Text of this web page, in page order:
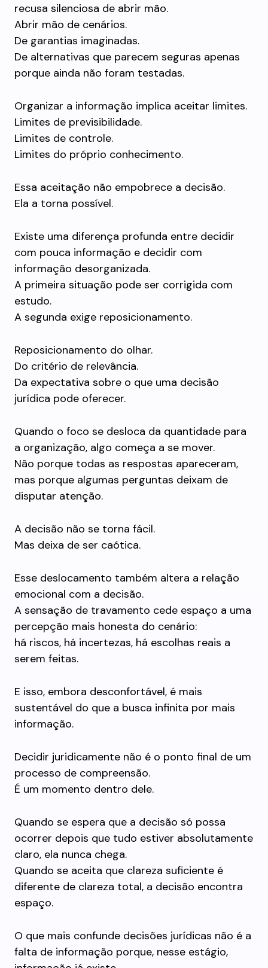
recusa silenciosa de abrir mão.
Abrir mão de cenários.
De garantias imaginadas.
De alternativas que parecem seguras apenas
porque ainda não foram testadas.
Organizar a informação implica aceitar limites.
Limites de previsibilidade.
Limites de controle.
Limites do próprio conhecimento.
Essa aceitação não empobrece a decisão.
Ela a torna possível.
Existe uma diferença profunda entre decidir
com pouca informação e decidir com
informação desorganizada.
A primeira situação pode ser corrigida com
estudo.
A segunda exige reposicionamento.
Reposicionamento do olhar.
Do critério de relevância.
Da expectativa sobre o que uma decisão
jurídica pode oferecer.
Quando o foco se desloca da quantidade para
a organização, algo começa a se mover.
Não porque todas as respostas apareceram,
mas porque algumas perguntas deixam de
disputar atenção.
A decisão não se torna fácil.
Mas deixa de ser caótica.
Esse deslocamento também altera a relação
emocional com a decisão.
A sensação de travamento cede espaço a uma
percepção mais honesta do cenário:
há riscos, há incertezas, há escolhas reais a
serem feitas.
E isso, embora desconfortável, é mais
sustentável do que a busca infinita por mais
informação.
Decidir juridicamente não é o ponto final de um
processo de compreensão.
É um momento dentro dele.
Quando se espera que a decisão só possa
ocorrer depois que tudo estiver absolutamente
claro, ela nunca chega.
Quando se aceita que clareza suficiente é
diferente de clareza total, a decisão encontra
espaço.
O que mais confunde decisões jurídicas não é a
falta de informação porque, nesse estágio,